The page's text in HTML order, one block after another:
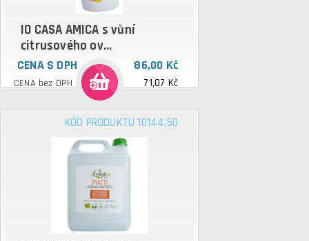
IO CASA AMICA s vůní
citrusového ov...
CENA S DPH 86,00 Kč
CENA bez DPH 71,07 Kč
KÓD PRODUKTU 10144,50